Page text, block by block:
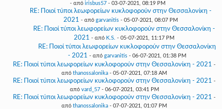
- από irisbus57- 03-07-2021, 08:19 PM
RE: Ποιοί τύποι λεωφορείων κυκλοφορούν στην Θεσσαλονίκη -
2021 - από garvanitis - 05-07-2021, 08:07 PM
RE: Ποιοί τύποι λεωφορείων κυκλοφορούν στην Θεσσαλονίκη -
2021 - από K.S. - 05-07-2021, 11:17 PM
RE: Ποιοί τύποι λεωφορείων κυκλοφορούν στην Θεσσαλονίκη
- 2021 - από garvanitis - 06-07-2021, 01:38 PM
RE: Ποιοί τύποι λεωφορείων κυκλοφορούν στην Θεσσαλονίκη - 2021 -
από thanossalonika - 05-07-2021, 07:18 AM
RE: Ποιοί τύποι λεωφορείων κυκλοφορούν στην Θεσσαλονίκη - 2021 -
από vard_57- 06-07-2021, 03:41 PM
RE: Ποιοί τύποι λεωφορείων κυκλοφορούν στην Θεσσαλονίκη - 2021 -
από thanossalonika - 07-07-2021, 01:07 PM